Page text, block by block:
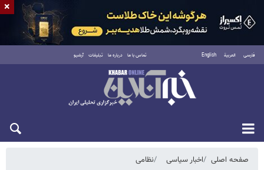
فارسی العربية English تماس با ما درباره ما تبلیغات آرشیو
شنبه ۱۷ مرداد ۱۴۰۵
صفحه اصلی اخبار سیاسی نظامی
×